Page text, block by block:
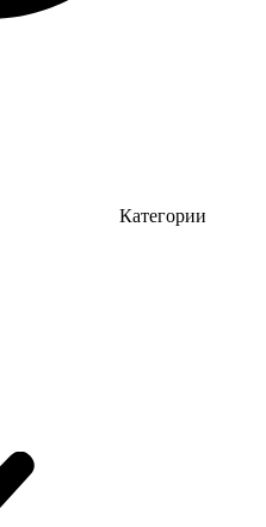
Категории